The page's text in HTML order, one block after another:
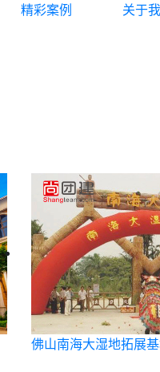
精彩案例 关于
佛山南海大湿地拓展